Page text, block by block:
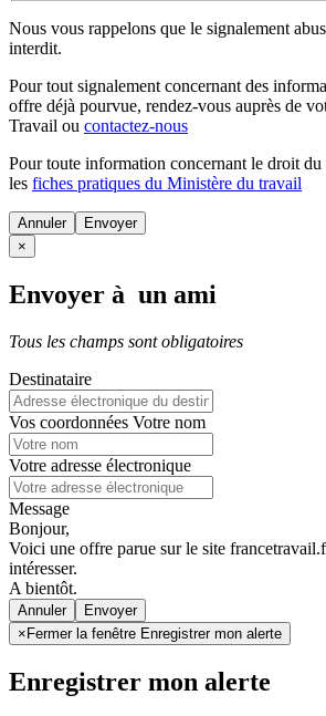
Nous vous rappelons que le signalement
interdit.
Pour tout signalement concernant des
offre déjà pourvue, rendez-vous auprès de
Travail ou contactez-nous
Pour toute information concernant le droit du
les fiches pratiques du Ministère du travail
Annuler
×
Envoyer à un ami
Tous les champs sont obligatoires
Destinataire
Vos coordonnées Votre nom
Votre adresse électronique
Message
Bonjour,
Voici une offre parue sur le site
intéresser.
A bientôt.
Annuler
× Fermer la fenêtre Enregistrer mon alerte
Enregistrer mon alerte